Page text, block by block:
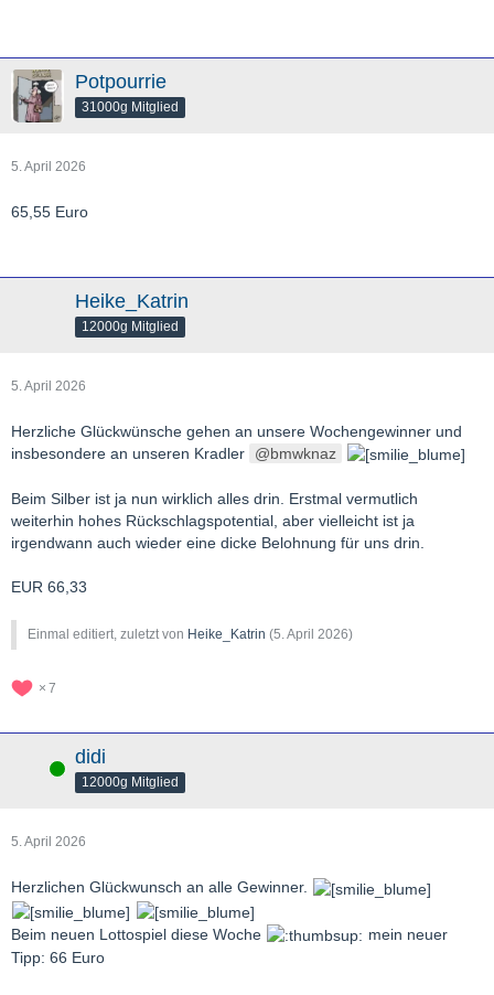
Potpourrie
31000g Mitglied
5. April 2026
65,55 Euro
Heike_Katrin
12000g Mitglied
5. April 2026
Herzliche Glückwünsche gehen an unsere Wochengewinner und
insbesondere an unseren Kradler
bmwknaz
Beim Silber ist ja nun wirklich alles drin. Erstmal vermutlich
weiterhin hohes Rückschlagspotential, aber vielleicht ist ja
irgendwann auch wieder eine dicke Belohnung für uns drin.
EUR 66,33
Einmal editiert, zuletzt von Heike_Katrin (5. April 2026)
7
Online didi
12000g Mitglied
5. April 2026
Herzlichen Glückwunsch an alle Gewinner.
Beim neuen Lottospiel diese Woche
mein neuer
Tipp: 66 Euro